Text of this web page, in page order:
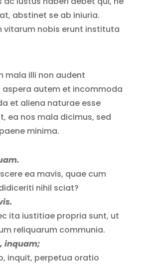
abstinet se ab iniuria.
vitarum nobis erunt instituta
mala illi non audent
aspera autem et incommoda
et aliena naturae esse
ea nos mala dicimus, sed
minima.
ea mavis, quae cum
nihil sciat?
ita iustitiae propria sunt, ut
reliquarum communia.
inquam;
inquit, perpetua oratio